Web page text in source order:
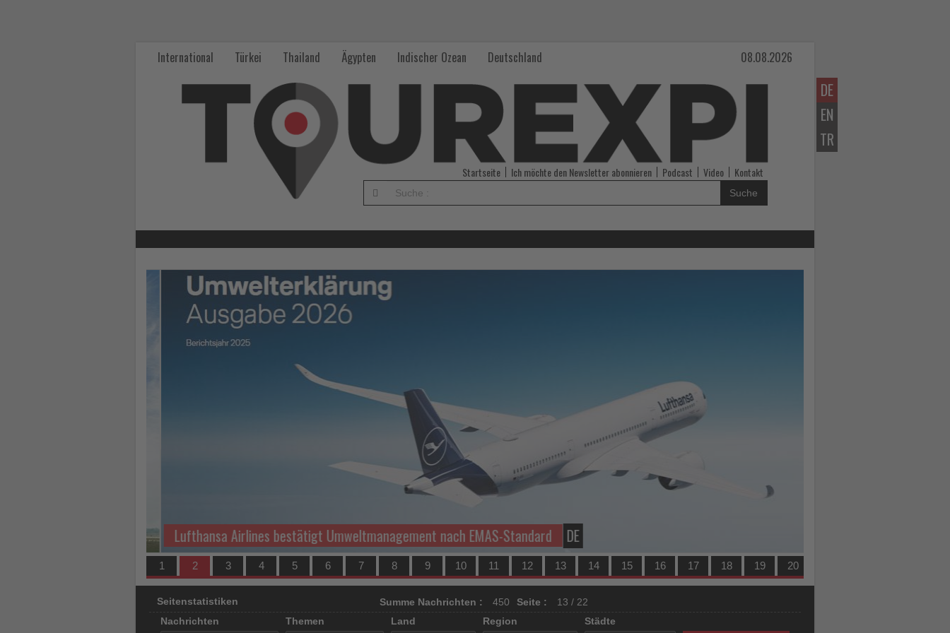
DE
EN
TR
International Türkei Thailand Ägypten Indischer Ozean Deutschland 08.08.2026
Startseite Ich möchte den Newsletter abonnieren Podcast Video Kontakt
Suche
Nachrichten
Lufthansa Airlines bestätigt Umweltmanagement nach EMAS-Standard
1 2 3 4 5 6 7 8 9 10 11 12 13 14 15 16 17 18 19 20
Seitenstatistiken Summe Nachrichten : 450 Seite :
13 / 22
Nachrichten
Themen Land Region
Städte